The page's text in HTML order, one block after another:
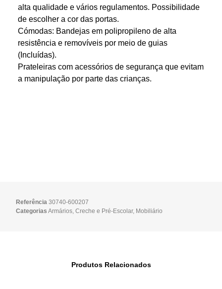
alta qualidade e vários regulamentos. Possibilidade
de escolher a cor das portas.
Cómodas: Bandejas em polipropileno de alta
resistência e removíveis por meio de guias
(Incluídas).
Prateleiras com acessórios de segurança que evitam
a manipulação por parte das crianças.
Referência30740-600207
Categorias Armários,Creche e Pré-Escolar, Mobiliário
Produtos Relacionados